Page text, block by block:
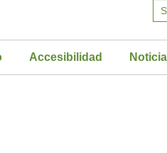
Accesibilidad